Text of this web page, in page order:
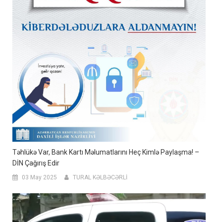
Təhlükə Var, Bank Kartı Məlumatlarını Heç Kimlə Paylaşma! –
DİN Çağırış Edir
03 May 2025 TURAL KƏLBƏCƏRLİ